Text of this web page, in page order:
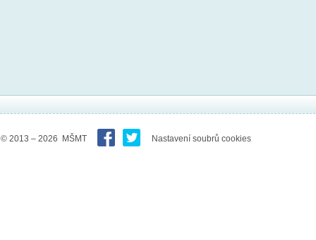
© 2013 – 2026 MŠMT Nastavení soubrů cookies